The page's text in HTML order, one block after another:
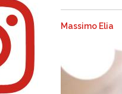
Massimo Elia